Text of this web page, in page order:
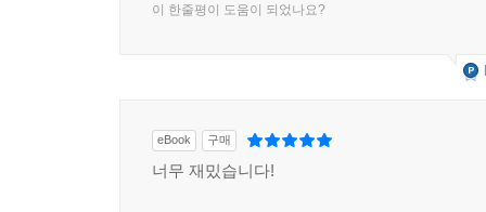
이 한줄평이 도움이 되었나요?
eBook 구매
너무 재밌습니다!